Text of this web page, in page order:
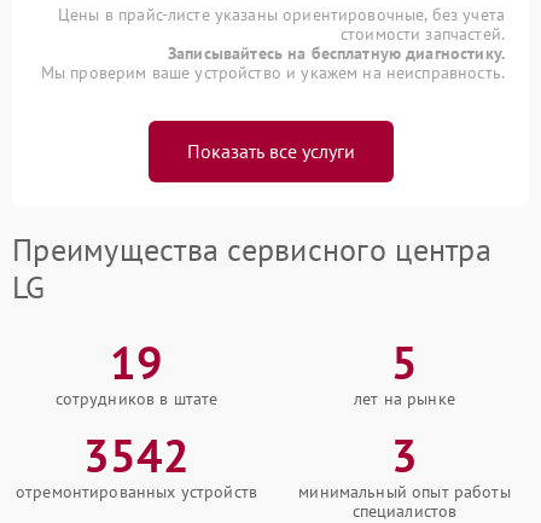
Цены в прайс-листе указаны ориентировочные, без учета
стоимости запчастей.
Записывайтесь на бесплатную диагностику.
Мы проверим ваше устройство и укажем на неисправность.
Показать все услуги
Преимущества сервисного центра
LG
19
сотрудников в штате
5
лет на рынке
3542
отремонтированных устройств
3
минимальный опыт работы
специалистов